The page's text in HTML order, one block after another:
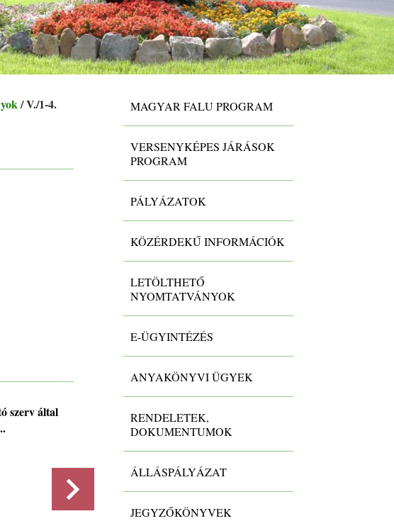
/ V./1-4.
szerv által
VI/10. A testületi szerv döntései,
koncepciók, jegyzőkönyvek
-
MAGYAR FALU PROGRAM
VERSENYKÉPES JÁRÁSOK
PROGRAM
PÁLYÁZATOK
KÖZÉRDEKŰ INFORMÁCIÓK
LETÖLTHETŐ
NYOMTATVÁNYOK
E-ÜGYINTÉZÉS
ANYAKÖNYVI ÜGYEK
RENDELETEK,
DOKUMENTUMOK
ÁLLÁSPÁLYÁZAT
JEGYZŐKÖNYVEK